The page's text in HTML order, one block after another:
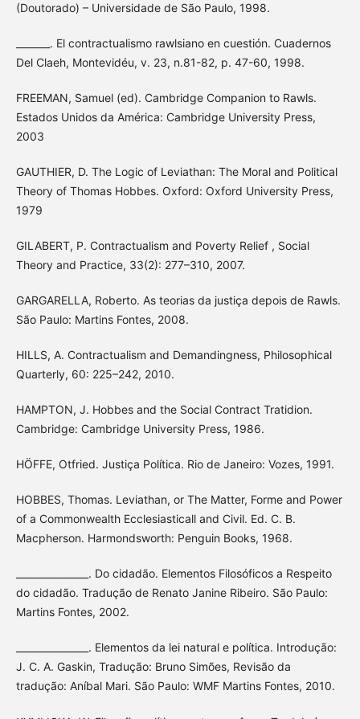
(Doutorado) – Universidade de São Paulo, 1998.
_______. El contractualismo rawlsiano en cuestión. Cuadernos
Del Claeh, Montevidéu, v. 23, n.81-82, p. 47-60, 1998.
FREEMAN, Samuel (ed). Cambridge Companion to Rawls.
Estados Unidos da América: Cambridge University Press,
2003
GAUTHIER, D. The Logic of Leviathan: The Moral and Political
Theory of Thomas Hobbes. Oxford: Oxford University Press,
1979
GILABERT, P. Contractualism and Poverty Relief , Social
Theory and Practice, 33(2): 277–310, 2007.
GARGARELLA, Roberto. As teorias da justiça depois de Rawls.
São Paulo: Martins Fontes, 2008.
HILLS, A. Contractualism and Demandingness, Philosophical
Quarterly, 60: 225–242, 2010.
HAMPTON, J. Hobbes and the Social Contract Tratidion.
Cambridge: Cambridge University Press, 1986.
HÖFFE, Otfried. Justiça Política. Rio de Janeiro: Vozes, 1991.
HOBBES, Thomas. Leviathan, or The Matter, Forme and Power
of a Commonwealth Ecclesiasticall and Civil. Ed. C. B.
Macpherson. Harmondsworth: Penguin Books, 1968.
_______________. Do cidadão. Elementos Filosóficos a Respeito
do cidadão. Tradução de Renato Janine Ribeiro. São Paulo:
Martins Fontes, 2002.
_______________. Elementos da lei natural e política. Introdução:
J. C. A. Gaskin, Tradução: Bruno Simões, Revisão da
tradução: Aníbal Mari. São Paulo: WMF Martins Fontes, 2010.